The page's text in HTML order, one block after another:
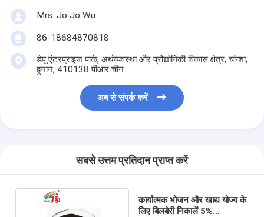
Mrs. Jo Jo Wu
86-18684870818
डेपू एंटरप्राइज पार्क, अर्थव्यवस्था और प्रौद्योगिकी विकास क्षेत्र, चांग्शा,
हुनान, 410138 पीआर चीन
अब से संपर्क करें
सबसे उत्तम प्रतिदान प्राप्त करें
कार्यात्मक भोजन और खाद्य योज्य के
लिए बिलबेरी निकालें 5%